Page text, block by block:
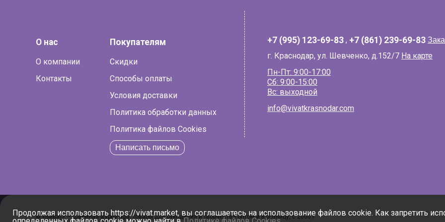
Продолжая использовать https://vivat.market, вы соглашаетесь на использование файлов cookie. Как запретить
О нас
О компании
Контакты
Покупателям
Скидки
Способы оплаты
Условия доставки
Политика обработки данных
Политика файлов Cookies
Написать письмо
+7 (995) 123-69-83 , +7 (861) 239-69-83
г. Краснодар, ул. Шевченко, д.152/7 На карте
Пн-Пт: 9:00-17:00
Сб: 9:00-15:00
Вс: выходной
info@vivatkrasnodar.com
© «Виват» — Швейная фурнитура, товары для рукоделия и творчества оптом и в розницу, с 2000 г